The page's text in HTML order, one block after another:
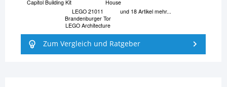
Capitol Building Kit
House
LEGO 21011
Brandenburger Tor
LEGO Architecture
und 18 Artikel mehr...
Zum Vergleich und Ratgeber